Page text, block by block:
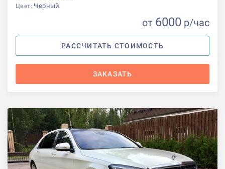
Цвет: Черный
от 6000 р/час
РАССЧИТАТЬ СТОИМОСТЬ
ЗАКАЗАТЬ